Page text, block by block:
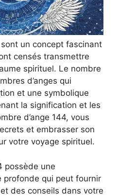
sont un concept fascinant
censés transmettre
spirituel. Le nombre
d’anges qui
et une symbolique
la signification et les
d’ange 144, vous
et embrasser son
votre voyage spirituel.
possède une
profonde qui peut fournir
des conseils dans votre